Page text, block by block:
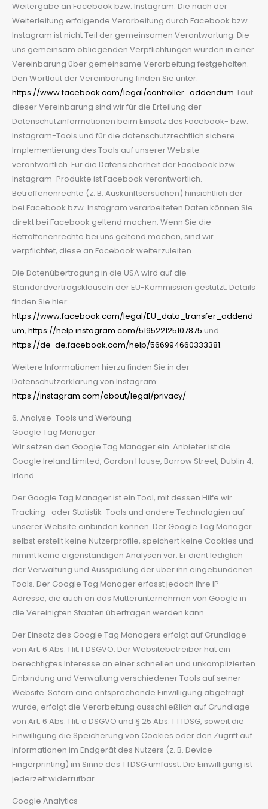
Weitergabe an Facebook bzw. Instagram. Die nach der
Weiterleitung erfolgende Verarbeitung durch Facebook bzw.
Instagram ist nicht Teil der gemeinsamen Verantwortung. Die
uns gemeinsam obliegenden Verpflichtungen wurden in einer
Vereinbarung über gemeinsame Verarbeitung festgehalten.
Den Wortlaut der Vereinbarung finden Sie unter:
https://www.facebook.com/legal/controller_addendum. Laut
dieser Vereinbarung sind wir für die Erteilung der
Datenschutzinformationen beim Einsatz des Facebook- bzw.
Instagram-Tools und für die datenschutzrechtlich sichere
Implementierung des Tools auf unserer Website
verantwortlich. Für die Datensicherheit der Facebook bzw.
Instagram-Produkte ist Facebook verantwortlich.
Betroffenenrechte (z. B. Auskunftsersuchen) hinsichtlich der
bei Facebook bzw. Instagram verarbeiteten Daten können Sie
direkt bei Facebook geltend machen. Wenn Sie die
Betroffenenrechte bei uns geltend machen, sind wir
verpflichtet, diese an Facebook weiterzuleiten.
Die Datenübertragung in die USA wird auf die
Standardvertragsklauseln der EU-Kommission gestützt. Details
finden Sie hier:
https://www.facebook.com/legal/EU_data_transfer_addend
um, https://help.instagram.com/519522125107875 und
https://de-de.facebook.com/help/566994660333381.
Weitere Informationen hierzu finden Sie in der
Datenschutzerklärung von Instagram:
https://instagram.com/about/legal/privacy/.
6. Analyse-Tools und Werbung
Google Tag Manager
Wir setzen den Google Tag Manager ein. Anbieter ist die
Google Ireland Limited, Gordon House, Barrow Street, Dublin 4,
Irland.
Der Google Tag Manager ist ein Tool, mit dessen Hilfe wir
Tracking- oder Statistik-Tools und andere Technologien auf
unserer Website einbinden können. Der Google Tag Manager
selbst erstellt keine Nutzerprofile, speichert keine Cookies und
nimmt keine eigenständigen Analysen vor. Er dient lediglich
der Verwaltung und Ausspielung der über ihn eingebundenen
Tools. Der Google Tag Manager erfasst jedoch Ihre IP-
Adresse, die auch an das Mutterunternehmen von Google in
die Vereinigten Staaten übertragen werden kann.
Der Einsatz des Google Tag Managers erfolgt auf Grundlage
von Art. 6 Abs. 1 lit. f DSGVO. Der Websitebetreiber hat ein
berechtigtes Interesse an einer schnellen und unkomplizierten
Einbindung und Verwaltung verschiedener Tools auf seiner
Website. Sofern eine entsprechende Einwilligung abgefragt
wurde, erfolgt die Verarbeitung ausschließlich auf Grundlage
von Art. 6 Abs. 1 lit. a DSGVO und § 25 Abs. 1 TTDSG, soweit die
Einwilligung die Speicherung von Cookies oder den Zugriff auf
Informationen im Endgerät des Nutzers (z. B. Device-
Fingerprinting) im Sinne des TTDSG umfasst. Die Einwilligung ist
jederzeit widerrufbar.
Google Analytics